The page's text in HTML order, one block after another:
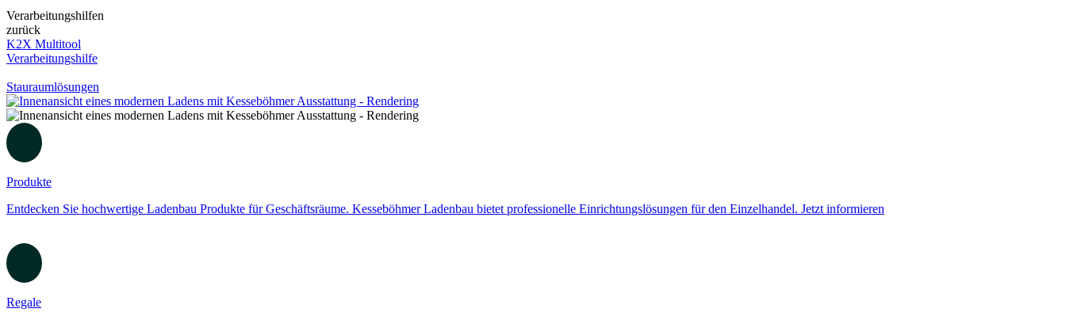
Verarbeitungshilfen
zurück
K2X Multitool
Verarbeitungshilfe
Stauraumlösungen
Produkte
Entdecken Sie hochwertige Ladenbau Produkte für Geschäftsräume. Kesseböhmer Ladenbau bietet professionelle Einrichtungslösungen für den Einzelhandel. Jetzt informieren
Regale